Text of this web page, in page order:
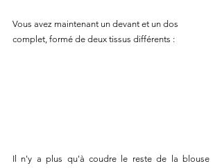
Vous avez maintenant un devant et un dos
complet, formé de deux tissus différents :
Il n'y a plus qu'à coudre le reste de la blouse